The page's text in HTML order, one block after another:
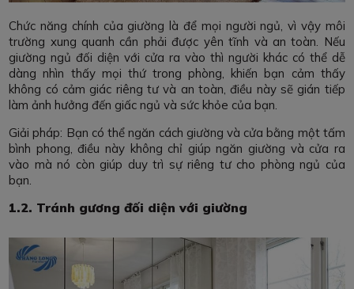
Chức năng chính của giường là để mọi người ngủ, vì vậy môi
trường xung quanh cần phải được yên tĩnh và an toàn. Nếu
giường ngủ đối diện với cửa ra vào thì người khác có thể dễ
dàng nhìn thấy mọi thứ trong phòng, khiến bạn cảm thấy
không có cảm giác riêng tư và an toàn, điều này sẽ gián tiếp
làm ảnh hưởng đến giấc ngủ và sức khỏe của bạn.
Giải pháp: Bạn có thể ngăn cách giường và cửa bằng một tấm
bình phong, điều này không chỉ giúp ngăn giường và cửa ra
vào mà nó còn giúp duy trì sự riêng tư cho phòng ngủ của
bạn.
1.2. Tránh gương đối diện với giường